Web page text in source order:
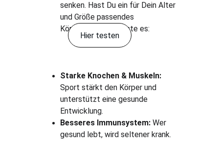
senken. Hast Du ein für Dein Alter
und Größe passendes
Körpergewicht? Teste es:
Starke Knochen & Muskeln:
Sport stärkt den Körper und
unterstützt eine gesunde
Entwicklung.
Besseres Immunsystem: Wer
gesund lebt, wird seltener krank.
Hier testen